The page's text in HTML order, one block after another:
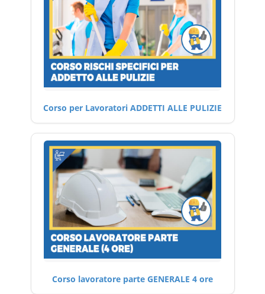
Corso per Lavoratori ADDETTI ALLE PULIZIE
Corso lavoratore parte GENERALE 4 ore